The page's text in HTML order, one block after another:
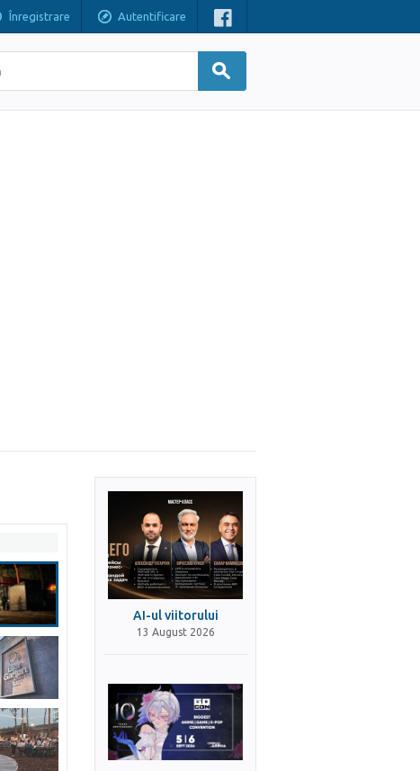
Înregistrare Autentificare
AI-ul viitorului
13 August 2026